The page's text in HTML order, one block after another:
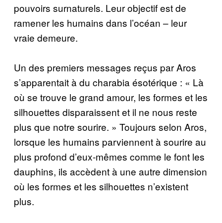
pouvoirs surnaturels. Leur objectif est de
ramener les humains dans l’océan – leur
vraie demeure.
Un des premiers messages reçus par Aros
s’apparentait à du charabia ésotérique : « Là
où se trouve le grand amour, les formes et les
silhouettes disparaissent et il ne nous reste
plus que notre sourire. » Toujours selon Aros,
lorsque les humains parviennent à sourire au
plus profond d’eux-mêmes comme le font les
dauphins, ils accèdent à une autre dimension
où les formes et les silhouettes n’existent
plus.